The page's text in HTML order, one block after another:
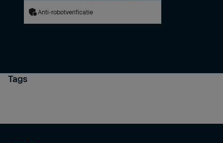
Anti-robotverificatie
Tags